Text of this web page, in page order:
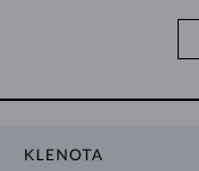
KLENOTA